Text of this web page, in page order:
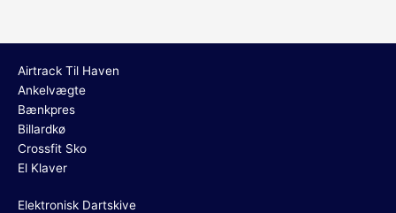
Airtrack Til Haven
Ankelvægte
Bænkpres
Billardkø
Crossfit Sko
El Klaver
Elektronisk Dartskive